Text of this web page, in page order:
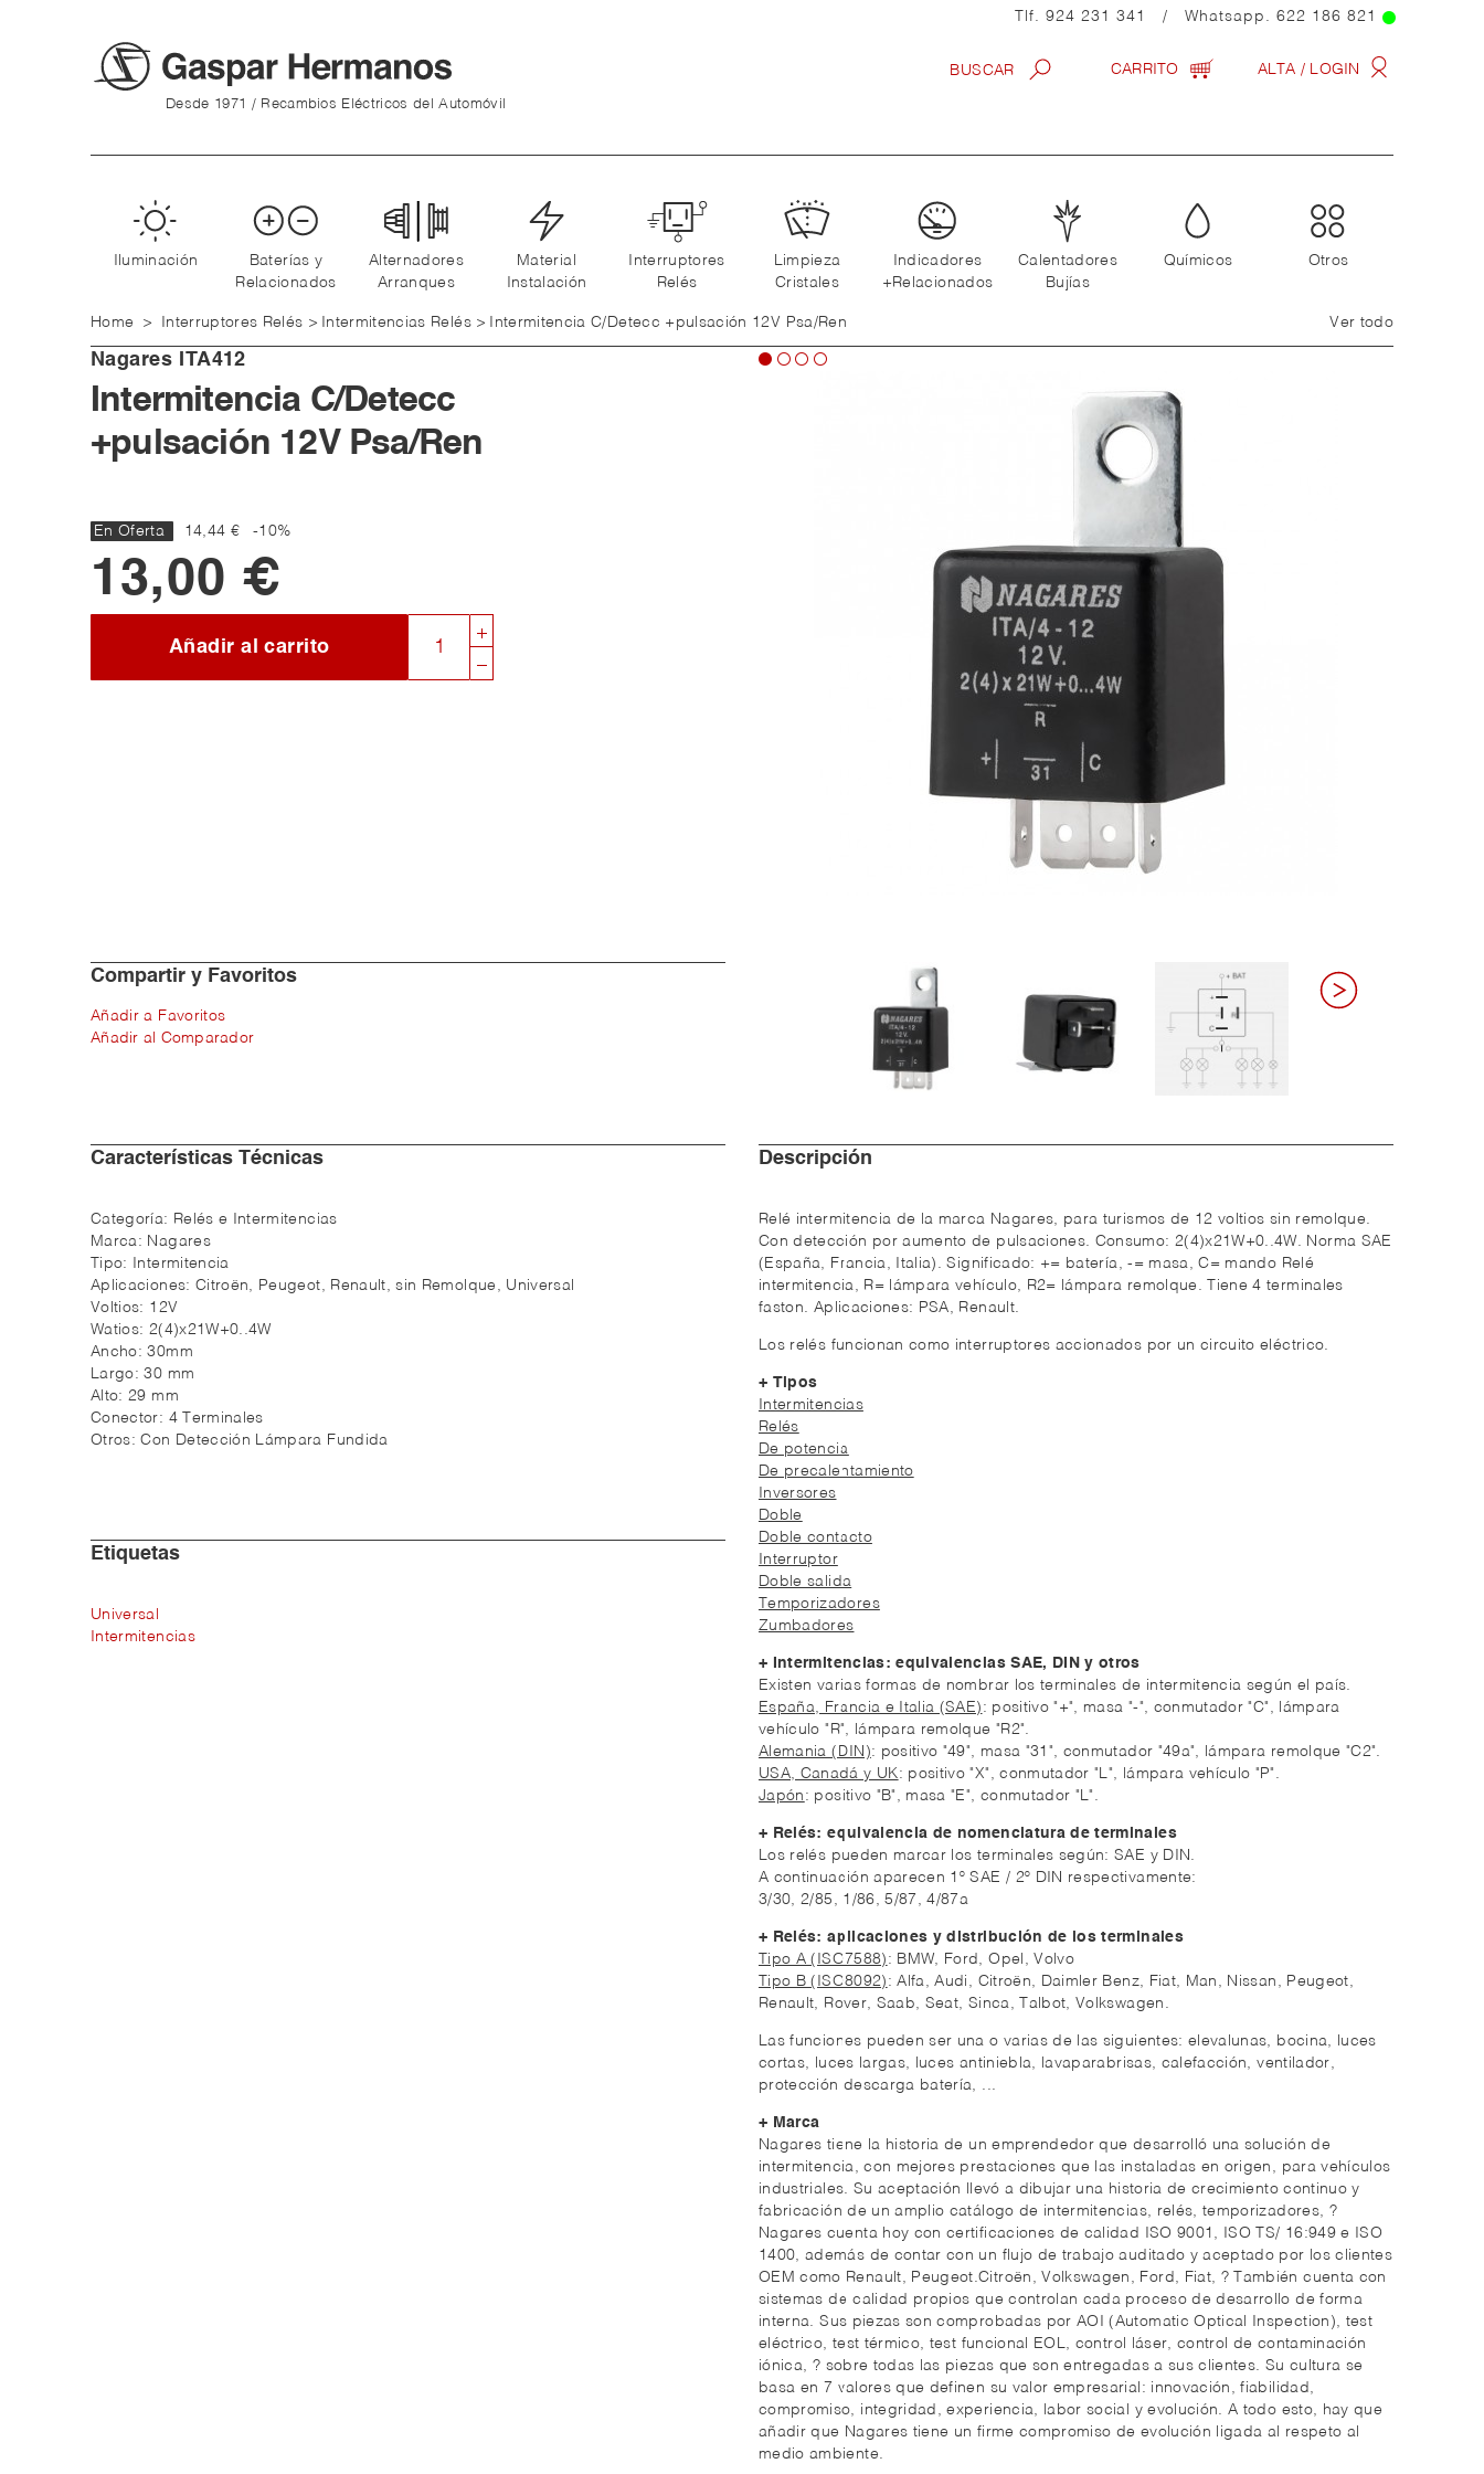
Tlf. 924 231 341 / Whatsapp. 622 186 821
Desde 1971 / Recambios Eléctricos del Automóvil
ALTA / LOGIN
CARRITO
Iluminación
Baterías y
Relacionados
Alternadores
Arranques
Material
Instalación
Interruptores
Relés
Limpieza
Cristales
Indicadores
+Relacionados
Calentadores
Bujías
Químicos Otros
Ver todo
Home > Interruptores Relés > Intermitencias Relés > Intermitencia C/Detecc +pulsación 12V Psa/Ren
Nagares ITA412
Intermitencia C/Detecc
+pulsación 12V Psa/Ren
En Oferta 14,44 € -10%
13,00 €
Añadir al carrito
Compartir y Favoritos
Añadir a Favoritos
Añadir al Comparador
Características Técnicas
Categoría: Relés e Intermitencias
Marca: Nagares
Tipo:
Intermitencia
Aplicaciones: Citroën, Peugeot, Renault, sin Remolque, Universal
Voltios: 12V
Watios: 2(4)x21W+0..4W
Ancho:30mm
Largo:30 mm
Alto:29 mm
Conector: 4 Terminales
Otros:Con Detección Lámpara Fundida
Etiquetas
Universal
Intermitencias
Descripción
Relé intermitencia de la marca Nagares, para turismos de 12 voltios sin remolque.
Con detección por aumento de pulsaciones. Consumo: 2(4)x21W+0..4W. Norma SAE
(España, Francia, Italia). Significado: += batería, -= masa, C= mando Relé
intermitencia, R= lámpara vehículo, R2= lámpara remolque. Tiene 4 terminales
faston. Aplicaciones: PSA, Renault.
Los relés funcionan como interruptores accionados por un circuito eléctrico.
+ Tipos
Intermitencias
Relés
De potencia
De precalentamiento
Inversores
Doble
Doble contacto
Interruptor
Doble salida
Temporizadores
Zumbadores
+ Intermitencias: equivalencias SAE, DIN y otros
Existen varias formas de nombrar los terminales de intermitencia según el país.
España, Francia e Italia (SAE) : positivo "+", masa "-", conmutador "C", lámpara
vehículo "R", lámpara remolque "R2".
Alemania (DIN): positivo "49", masa "31", conmutador "49a", lámpara remolque "C2".
USA, Canadá y UK: positivo "X", conmutador "L", lámpara vehículo "P".
Japón : positivo "B", masa "E", conmutador "L".
+ Relés: equivalencia de nomenclatura de terminales
Los relés pueden marcar los terminales según: SAE y DIN.
A continuación aparecen 1º SAE / 2º DIN respectivamente:
3/30, 2/85, 1/86, 5/87, 4/87a
+ Relés: aplicaciones y distribución de los terminales
Tipo A (ISO7588) : BMW, Ford, Opel, Volvo
Tipo B (ISO8092) : Alfa, Audi, Citroën, Daimler Benz, Fiat, Man, Nissan, Peugeot,
Renault, Rover, Saab, Seat, Sinca, Talbot, Volkswagen.
Las funciones pueden ser una o varias de las siguientes: elevalunas, bocina, luces
cortas, luces largas, luces antiniebla, lavaparabrisas, calefacción, ventilador,
protección descarga batería, ...
+ Marca
Nagares tiene la historia de un emprendedor que desarrolló una solución de
intermitencia, con mejores prestaciones que las instaladas en origen, para vehículos
industriales. Su aceptación llevó a dibujar una historia de crecimiento continuo y
fabricación de un amplio catálogo de intermitencias, relés, temporizadores, ?
Nagares cuenta hoy con certificaciones de calidad ISO 9001, ISO TS/ 16:949 e ISO
1400, además de contar con un flujo de trabajo auditado y aceptado por los clientes
OEM como Renault, Peugeot.Citroën, Volkswagen, Ford, Fiat, ? También cuenta con
sistemas de calidad propios que controlan cada proceso de desarrollo de forma
interna. Sus piezas son comprobadas por AOI (Automatic Optical Inspection), test
eléctrico, test térmico, test funcional EOL, control láser, control de contaminación
iónica, ? sobre todas las piezas que son entregadas a sus clientes. Su cultura se
basa en 7 valores que definen su valor empresarial: innovación, fiabilidad,
compromiso, integridad, experiencia, labor social y evolución. A todo esto, hay que
añadir que Nagares tiene un firme compromiso de evolución ligada al respeto al
medio ambiente.